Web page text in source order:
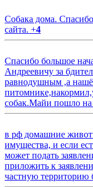
Собака дома.
сайта. +4
Спасибо большое
Андреевичу за
равнодушным ,а
собак.Майи пошло на
в рф домашние
имущества, и если
может подать
приложить к
частную территорию